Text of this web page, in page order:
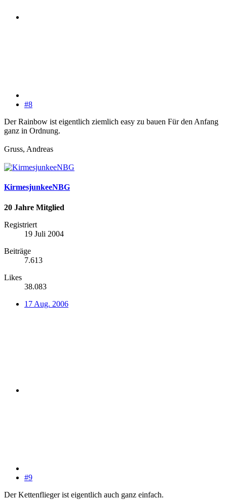
#8
Der Rainbow ist eigentlich ziemlich easy zu bauen Für den Anfang
ganz in Ordnung.
Gruss, Andreas
KirmesjunkeeNBG
20 Jahre Mitglied
Registriert
19 Juli 2004
Beiträge
7.613
Likes
38.083
17 Aug. 2006
#9
Der Kettenflieger ist eigentlich auch ganz einfach.